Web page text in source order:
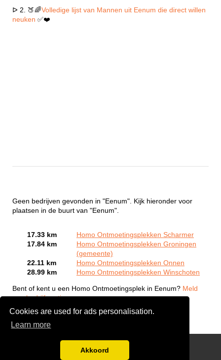
Cookies are used for ads personalisation.
Learn more
Akkoord
ᐅ 2. 🍑🌈Volledige lijst van Mannen uit Eenum die direct willen
neuken ✅❤️
Geen bedrijven gevonden in "Eenum". Kijk hieronder voor
plaatsen in de buurt van "Eenum".
17.33 km
Homo Ontmoetingsplekken Scharmer
17.84 km
Homo Ontmoetingsplekken Groningen
(gemeente)
22.11 km
Homo Ontmoetingsplekken Onnen
28.99 km
Homo Ontmoetingsplekken Winschoten
Bent of kent u een Homo Ontmoetingsplek in Eenum? Meld
een bedrijf gratis aan